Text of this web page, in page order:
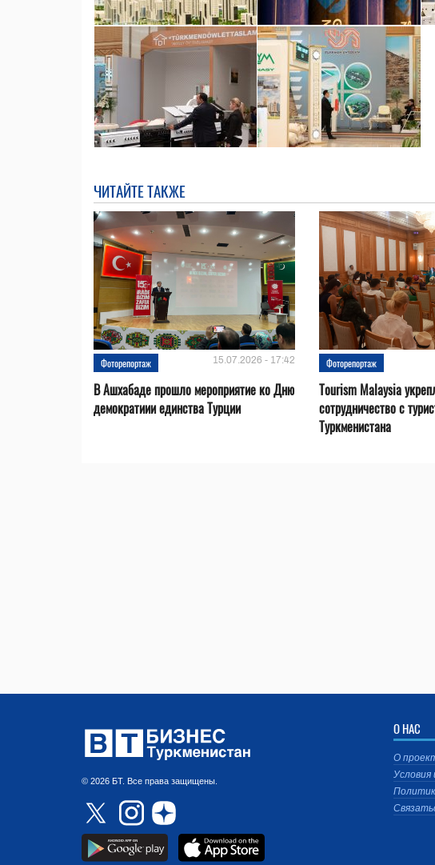
ЧИТАЙТЕ ТАКЖЕ
Фоторепортаж 15.07.2026 - 17:42
В Ашхабаде прошло мероприятие ко Дню
демократиии единства Турции
Фоторепортаж
Tourism Malaysia
сотрудничество с
Туркменистана
© 2026 БТ. Все права защищены.
О НАС
О
Условия